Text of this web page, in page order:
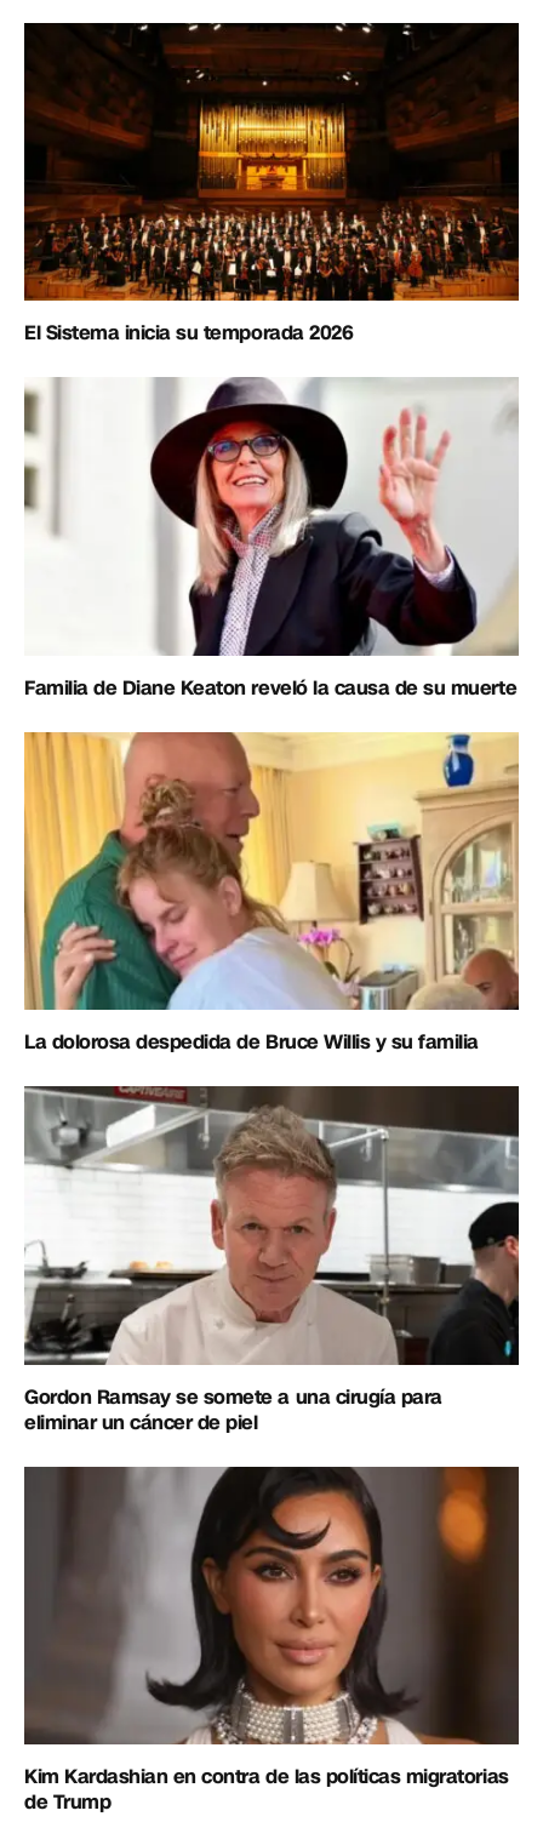
El Sistema inicia su temporada 2026
Familia de Diane Keaton reveló la causa de su muerte
La dolorosa despedida de Bruce Willis y su familia
Gordon Ramsay se somete a una cirugía para
eliminar un cáncer de piel
Kim Kardashian en contra de las políticas migratorias
de Trump